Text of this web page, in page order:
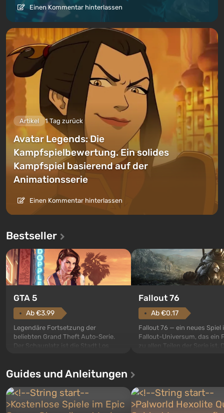
Einen Kommentar hinterlassen
Artikel 1 Tag zurück
Avatar Legends: Die
Kampfspielbewertung. Ein solides
Kampfspiel basierend auf der
Animationsserie
Einen Kommentar hinterlassen
Bestseller
GTA 5
Ab €3.99
Legendäre Fortsetzung der
beliebten Grand Theft Auto-Serie.
Der Schauplatz ist die Stadt Los
ersten Mal erzählt das Spiel die
Charakteren: Michael, Trevor und
Franklin, zwischen denen Sie
jederzeit...
Fallout 76
Ab €0.17
Fallout 76 — ein neues Spiel
Fallout-Universum, das ein
zu allen Teilen der Serie ist.
nach dem Abwurf von
auf Amerika geöffnet wird.
Guides und Anleitungen